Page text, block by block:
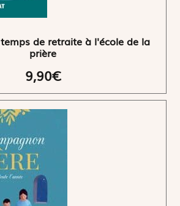
de retraite à l'école de la
prière
9,90€